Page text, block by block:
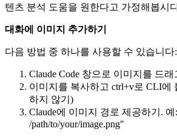
텐츠 분석 도움을 원한다고 가정해봅시
대화에 이미지 추가하기
다음 방법 중 하나를 사용할 수 있습니다:
Claude Code 창으로 이미지를 드래
이미지를 복사하고 ctrl+v로 CLI에
하지 않기)
Claude에 이미지 경로 제공하기. 예
/path/to/your/image.png"